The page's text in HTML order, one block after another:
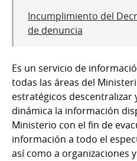
Incumplimiento del
de denuncia
Es un servicio de
todas las áreas del
estratégicos descentralizar
dinámica la información
Ministerio con el fin de
información a todo el
así como a organizaciones